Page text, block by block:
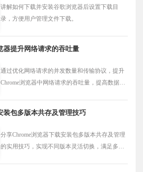
讲解如何下载并安装谷歌浏览器后设置下载目
录，方便用户管理文件下载。
器提升网络请求的吞吐量
通过优化网络请求的并发数量和传输协议，提升
Chrome浏览器中网络请求的吞吐量，提高数据传
装包多版本共存及管理技巧
分享Chrome浏览器下载安装包多版本共存及管理
的实用技巧，实现不同版本灵活切换，满足多样